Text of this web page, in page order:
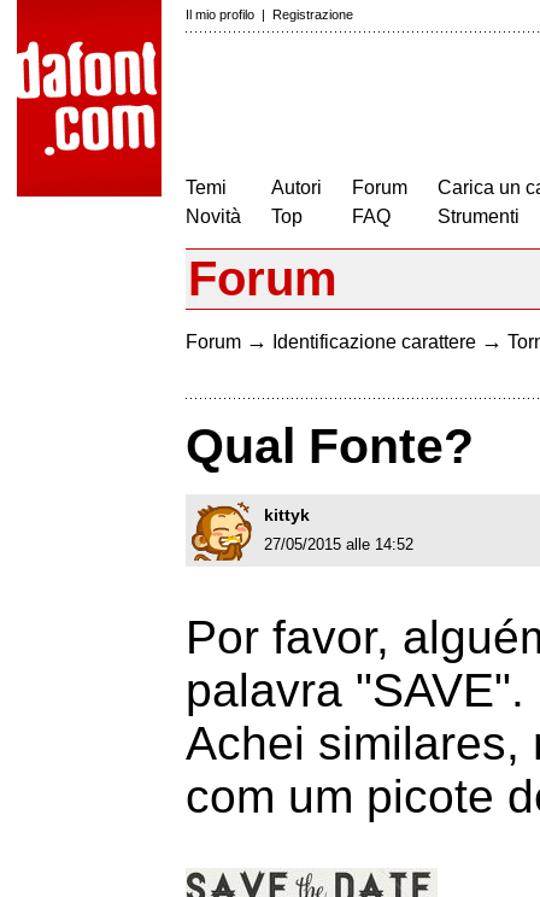
Il mio profilo | Registrazione
Temi
Novità
Autori
Top
Forum
FAQ
Carica un
Strumenti
Forum
Forum → Identificazione carattere →
Qual Fonte?
kittyk
27/05/2015 alle 14:52
Por favor,
palavra "SAVE".
Achei similares,
com um picote